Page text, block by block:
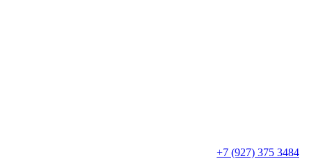
+7 (927) 375 3484